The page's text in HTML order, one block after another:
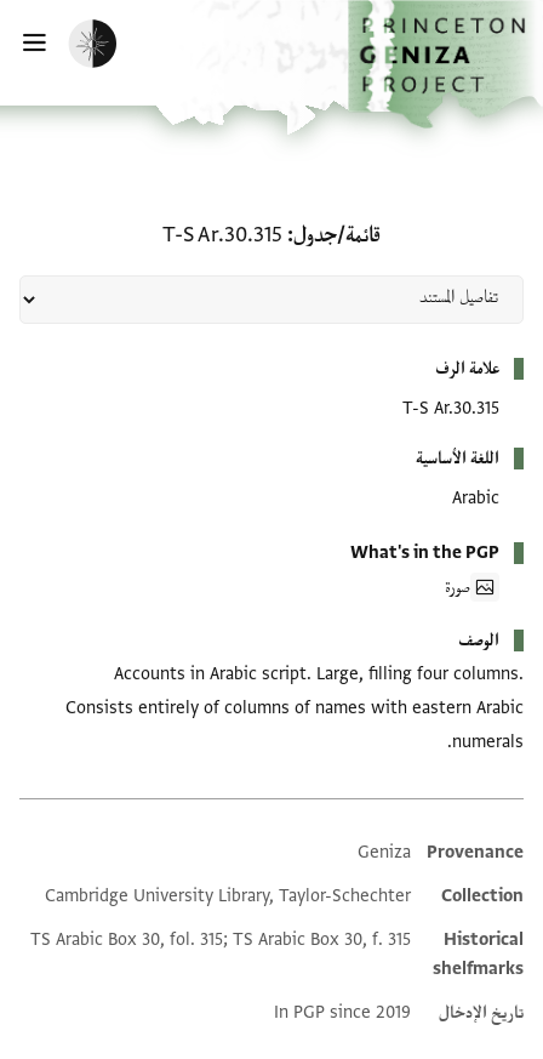
إلى المحتوى الرئيسي
الرئيسية
تفعيل الوضع المظلم
قائمة/جدول T-S Ar.30.315
علامة الرف
T-S Ar.30.315
اللغة الأساسية
Arabic
What's in the PGP
صورة
الوصف
Accounts in Arabic script. Large, filling four columns.
Consists entirely of columns of names with eastern Arabic
numerals.
Additional metadata
Provenance
Geniza
Collection
Cambridge University Library, Taylor-Schechter
Historical
shelfmarks
TS Arabic Box 30, fol. 315; TS Arabic Box 30, f. 315
تاريخ الإدخال In PGP since 2019